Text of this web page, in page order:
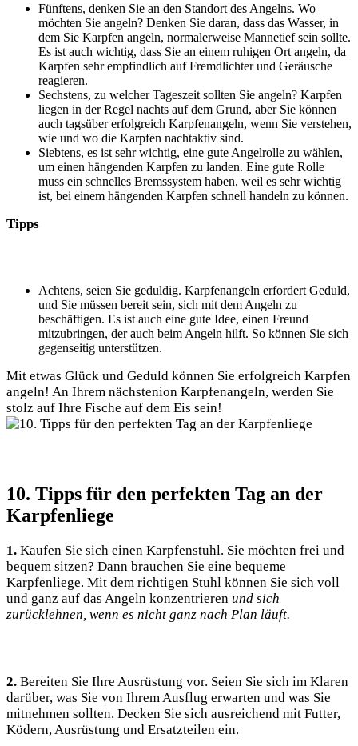
Fünftens, denken Sie an den Standort des Angelns. Wo
möchten Sie angeln? Denken Sie daran, dass das Wasser, in
dem Sie Karpfen angeln, normalerweise Mannetief sein sollte.
Es ist auch wichtig, dass Sie an einem ruhigen Ort angeln, da
Karpfen sehr empfindlich auf Fremdlichter und Geräusche
reagieren.
Sechstens, zu welcher Tageszeit sollten Sie angeln? Karpfen
liegen in der Regel nachts auf dem Grund, aber Sie können
auch tagsüber erfolgreich Karpfenangeln, wenn Sie verstehen,
wie und wo die Karpfen nachtaktiv sind.
Siebtens, es ist sehr wichtig, eine gute Angelrolle zu wählen,
um einen hängenden Karpfen zu landen. Eine gute Rolle
muss ein schnelles Bremssystem haben, weil es sehr wichtig
ist, bei einem hängenden Karpfen schnell handeln zu können.
Tipps
Achtens, seien Sie geduldig. Karpfenangeln erfordert Geduld,
und Sie müssen bereit sein, sich mit dem Angeln zu
beschäftigen. Es ist auch eine gute Idee, einen Freund
mitzubringen, der auch beim Angeln hilft. So können Sie sich
gegenseitig unterstützen.
Mit etwas Glück und Geduld können Sie erfolgreich Karpfen
angeln! An Ihrem nächstenion Karpfenangeln, werden Sie
stolz auf Ihre Fische auf dem Eis sein!
10. Tipps für den perfekten Tag an der
Karpfenliege
1. Kaufen Sie sich einen Karpfenstuhl. Sie möchten frei und
bequem sitzen? Dann brauchen Sie eine bequeme
Karpfenliege. Mit dem richtigen Stuhl können Sie sich voll
und ganz auf das Angeln konzentrieren und sich
zurücklehnen, wenn es nicht ganz nach Plan läuft.
2. Bereiten Sie Ihre Ausrüstung vor. Seien Sie sich im Klaren
darüber, was Sie von Ihrem Ausflug erwarten und was Sie
mitnehmen sollten. Decken Sie sich ausreichend mit Futter,
Ködern, Ausrüstung und Ersatzteilen ein.